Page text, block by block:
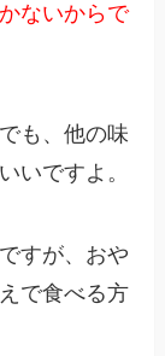
ないからで
も、他の味
いですよ。
すが、おや
で食べる方